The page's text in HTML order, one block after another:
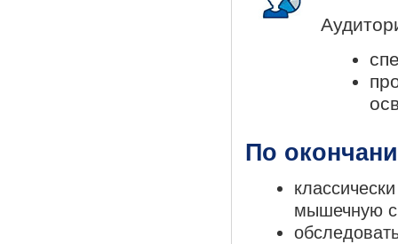
По
мышечную